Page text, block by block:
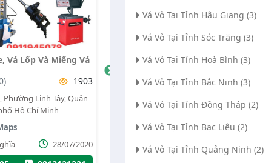
Vỏ Ruột Xe Phúc Lộc Thọ
62/1 quốc lộ 1A, Phường Tân Thới
Hiệp, Quận 12, Thành phố Hồ Chí Minh
Mở Google Maps
Administrator
20/07/2020
0909760907
Mâm Lốp Ô Tô Thanh
Phạm hữu lầu , Xã Phước
Nhà Bè, Thành phố Hồ Chí
Nguyễn thanh long
0909379740
Vá Vỏ Tại Tỉnh Hậu Giang (3)
Vá Vỏ Tại Tỉnh Sóc Trăng (3)
Vá Vỏ Tại Tỉnh Hoà Bình (3)
Vá Vỏ Tại Tỉnh Bắc Ninh (3)
Vá Vỏ Tại Tỉnh Đồng Tháp (2)
Vá Vỏ Tại Tỉnh Bạc Liêu (2)
Vá Vỏ Tại Tỉnh Quảng Ninh (2)